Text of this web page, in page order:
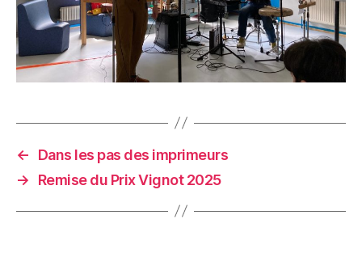
←
Dans les pas des imprimeurs
→
Remise du Prix Vignot 2025